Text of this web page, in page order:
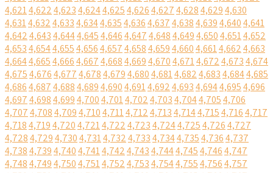
4,6214,6224,6234,6244,6254,6264,6274,6284,6294,630
4,6314,6324,6334,6344,6354,6364,6374,6384,6394,6404,641
4,6424,6434,6444,6454,6464,6474,6484,6494,6504,6514,652
4,6534,6544,6554,6564,6574,6584,6594,6604,6614,6624,663
4,6644,6654,6664,6674,6684,6694,6704,6714,6724,6734,674
4,6754,6764,6774,6784,6794,6804,6814,6824,6834,6844,685
4,6864,6874,6884,6894,6904,6914,6924,6934,6944,6954,696
4,6974,6984,6994,7004,7014,7024,7034,7044,7054,706
4,7074,7084,7094,7104,7114,7124,7134,7144,7154,7164,717
4,7184,7194,7204,7214,7224,7234,7244,7254,7264,727
4,7284,7294,7304,7314,7324,7334,7344,7354,7364,737
4,7384,7394,7404,7414,7424,7434,7444,7454,7464,747
4,7484,7494,7504,7514,7524,7534,7544,7554,7564,757